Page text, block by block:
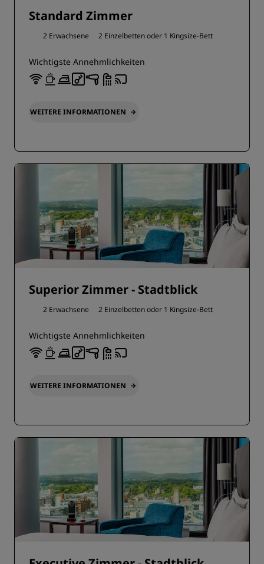
Standard Zimmer
2 Erwachsene 2 Einzelbetten oder 1 Kingsize-Bett
Wichtigste Annehmlichkeiten
WEITERE INFORMATIONEN
Superior Zimmer - Stadtblick
2 Erwachsene 2 Einzelbetten oder 1 Kingsize-Bett
Wichtigste Annehmlichkeiten
WEITERE INFORMATIONEN